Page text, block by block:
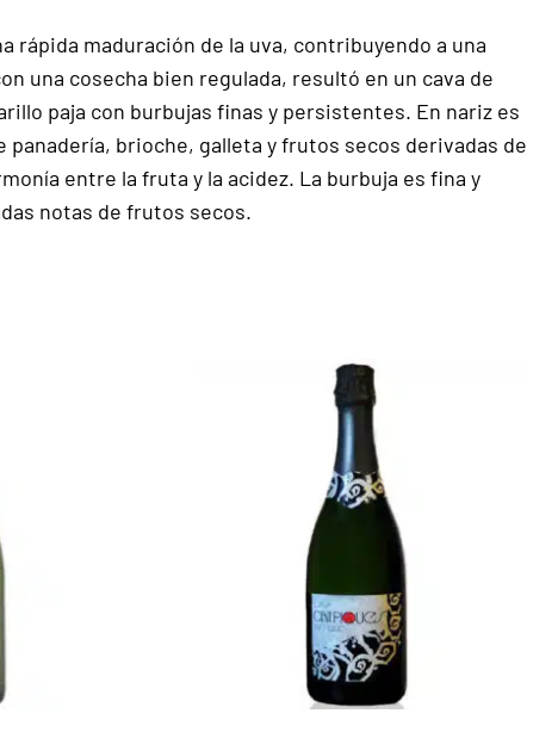
rápida maduración de la uva, contribuyendo a una
una cosecha bien regulada, resultó en un cava de
paja con burbujas finas y persistentes. En nariz es
brioche, galleta y frutos secos derivadas de
entre la fruta y la acidez. La burbuja es fina y
notas de frutos secos.